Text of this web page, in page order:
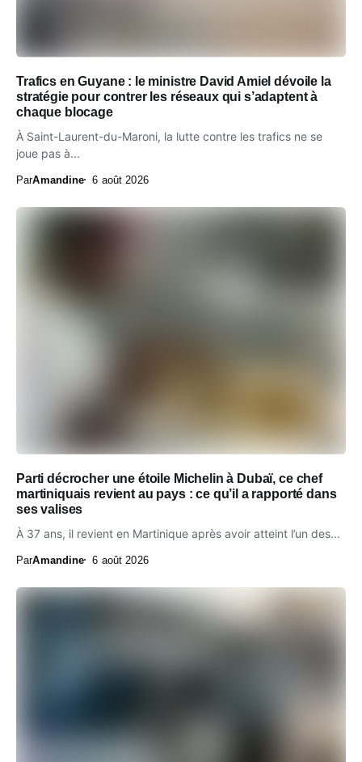
Trafics en Guyane : le ministre David Amiel dévoile la
stratégie pour contrer les réseaux qui s’adaptent à
chaque blocage
À Saint-Laurent-du-Maroni, la lutte contre les trafics ne se
joue pas à...
ParAmandine 6 août 2026
Parti décrocher une étoile Michelin à Dubaï, ce chef
martiniquais revient au pays : ce qu’il a rapporté dans
ses valises
À 37 ans, il revient en Martinique après avoir atteint l’un des...
ParAmandine 6 août 2026